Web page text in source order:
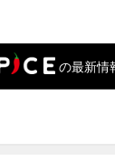
の最新情